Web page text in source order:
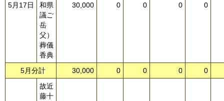
5月17日
和県
議ご
岳
父）
葬儀
香典
30,000 0 0 0 0
5月分計 30,000 0 0 0 0
故近
藤十